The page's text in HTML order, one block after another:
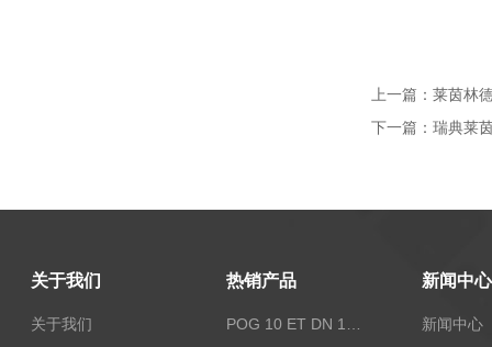
上一篇： 莱茵林
下一篇： 瑞典莱
关于我们
关于我们
热销产品 新闻中心
新闻中心